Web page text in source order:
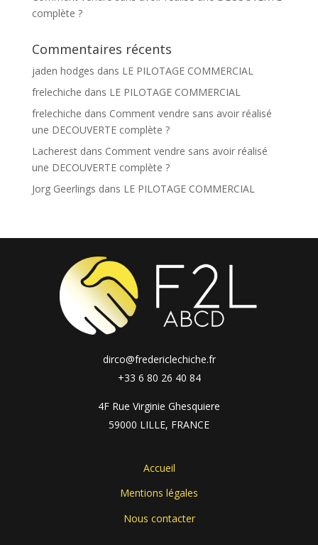
complète ?
Commentaires récents
jaden hodges dans LE PILOTAGE COMMERCIAL
frelechiche dans LE PILOTAGE COMMERCIAL
frelechiche dans Comment vendre sans avoir réalisé
une DECOUVERTE complète ?
Lacherestdans Comment vendre sans avoir réalisé
une DECOUVERTE complète ?
Jorg Geerlings dans LE PILOTAGE COMMERCIAL
dirco@fredericlechiche.fr
+33 6 80 26 40 84
4F Rue Virginie Ghesquiere
59000 LILLE, FRANCE
Accueil
Mentions légales
Nous contacter